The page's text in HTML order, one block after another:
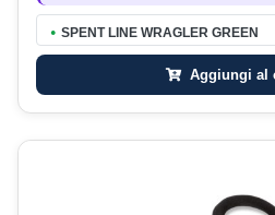
● SPENT LINE WRAGLER GREEN
Aggiungi al